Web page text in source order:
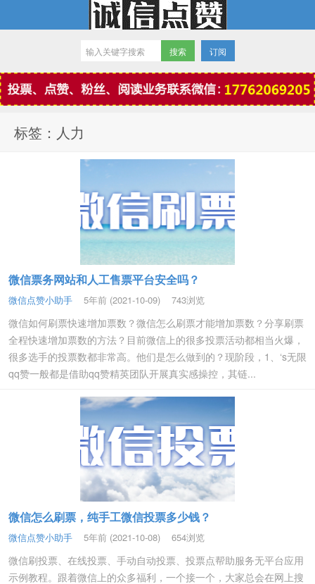
微信点赞
订阅
标签：人力
微信票务网站和人工售票平台安全吗？
微信点赞小助手 5年前 (2021-10-09) 743浏览
微信如何刷票快速增加票数？微信怎么刷票才能增加票数？分享刷票
全程快速增加票数的方法？目前微信上的很多投票活动都相当火爆，
很多选手的投票数都非常高。他们是怎么做到的？现阶段，1、‘s无限
qq赞一般都是借助qq赞精英团队开展真实感操控，其链...
微信怎么刷票，纯手工微信投票多少钱？
微信点赞小助手 5年前 (2021-10-08) 654浏览
微信刷投票、在线投票、手动自动投票、投票点帮助服务无平台应用
示例教程。跟着微信上的众多福利，一个接一个，大家总会在网上搜